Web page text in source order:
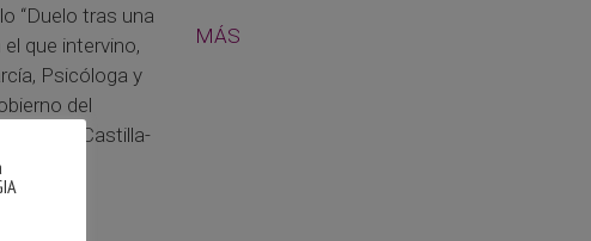
“Duelo tras una
el que intervino,
Psicóloga y
del
de Castilla-
MÁS